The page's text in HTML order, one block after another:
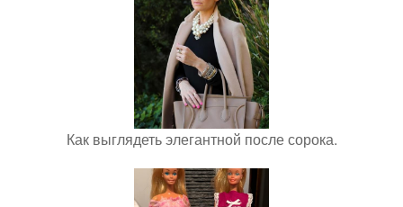
Как выглядеть элегантной после сорока.